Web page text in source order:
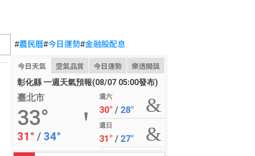
#農民曆#今日運勢#金融股配息
今日天氣 空氣品質 今日運勢 樂透開獎
彰化縣 一週天氣預報(08/07 05:00發布)
臺北市
33°
31° / 34°
週六
30° / 28°
週日
31° / 27°